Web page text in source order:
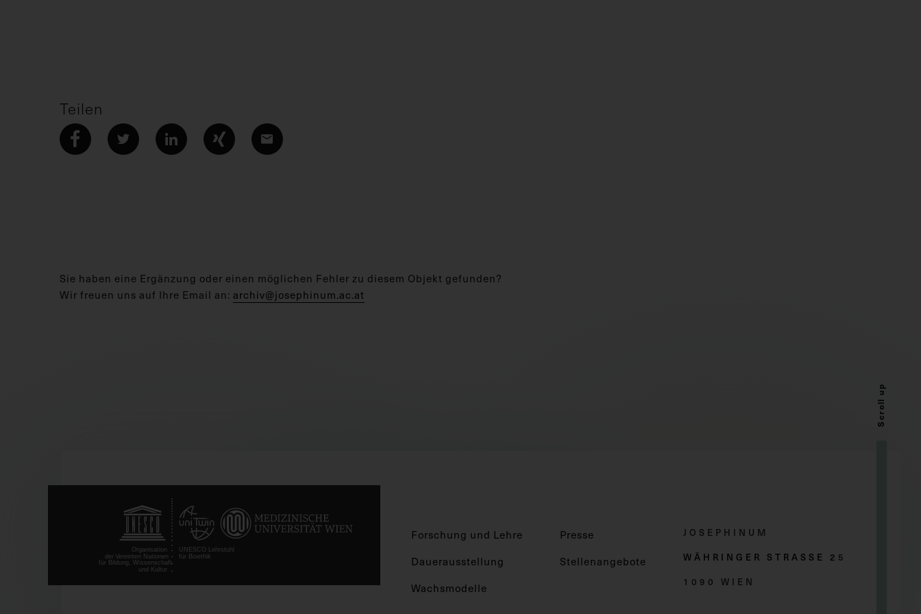
Teilen
Sie haben eine Ergänzung oder einen möglichen Fehler zu diesem Objekt gefunden?
Wir freuen uns auf Ihre Email an: archiv@josephinum.ac.at
Scroll up
Forschung und Lehre
Dauerausstellung
Wachsmodelle
Presse
Stellenangebote
JOSEPHINUM
WÄHRINGER STRASSE 2 5
1090 WIEN